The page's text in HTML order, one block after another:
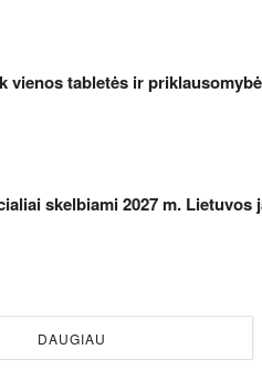
vienos tabletės ir
skelbiami 2027 m. Lietuvos
DAUGIAU